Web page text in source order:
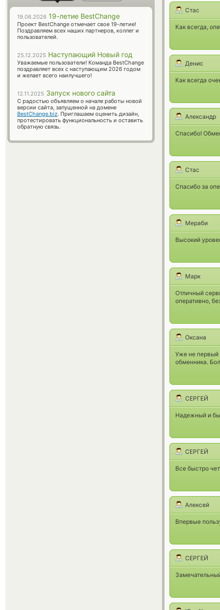
Стас
Как всегда,
Денис
Как всегда
Александр
Спасибо!
Стас
Спасибо за
Мераби
Высокий
Марк
Отличный
оперативно,
Оксана
Уже не первый
обменника.
CЕРГЕЙ
Надежный и
CЕРГЕЙ
Все быстро
Алексей
Впервые
CЕРГЕЙ
19.06.2026 19-летие BestChange
Проект BestChange отмечает свое 19-летие!
Поздравляем всех наших партнеров, коллег и
пользователей.
25.12.2025 Наступающий Новый год
Уважаемые пользователи! Команда BestChange
поздравляет всех с наступающим 2026 годом
и желает всего наилучшего!
12.11.2025 Запуск нового сайта
С радостью объявляем о начале работы новой
версии сайта, запущенной на домене
BestChange.biz. Приглашаем оценить дизайн,
протестировать функциональность и оставить
обратную связь.